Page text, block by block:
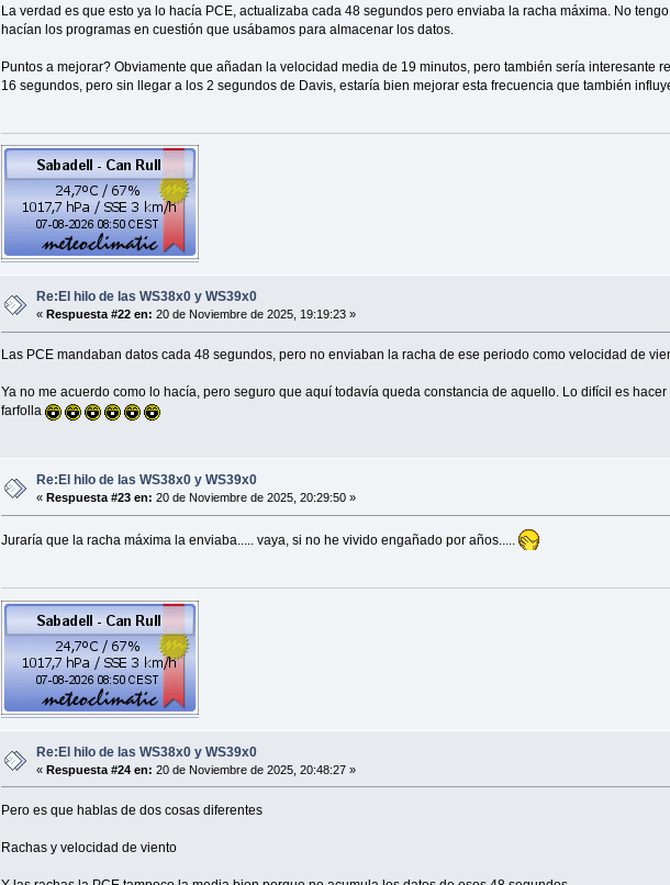
La verdad es que esto ya lo hacía PCE, actualizaba cada 48 segundos pero enviaba la racha máxima. No
hacían los programas en cuestión que usábamos para almacenar los datos.
Puntos a mejorar? Obviamente que añadan la velocidad media de 19 minutos, pero también sería interesante
16 segundos, pero sin llegar a los 2 segundos de Davis, estaría bien mejorar esta frecuencia que también
Re:El hilo de las WS38x0 y WS39x0
«Respuesta #22 en: 20 de Noviembre de 2025, 19:19:23 »
Las PCE mandaban datos cada 48 segundos, pero no enviaban la racha de ese periodo como velocidad de
Ya no me acuerdo como lo hacía, pero seguro que aquí todavía queda constancia de aquello. Lo difícil es
farfolla
Re:El hilo de las WS38x0 y WS39x0
« Respuesta #23 en: 20 de Noviembre de 2025, 20:29:50 »
Juraría que la racha máxima la enviaba..... vaya, si no he vivido engañado por años.....
Re:El hilo de las WS38x0 y WS39x0
«Respuesta #24 en: 20 de Noviembre de 2025, 20:48:27 »
Pero es que hablas de dos cosas diferentes
Rachas y velocidad de viento